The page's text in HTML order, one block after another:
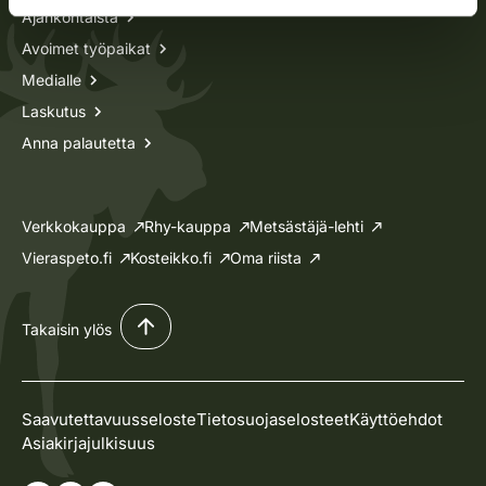
Ajankohtaista
Avoimet työpaikat
Medialle
Laskutus
Anna palautetta
Verkkokauppa Rhy-kauppa
Metsästäjä-lehti
Vieraspeto.fi
Kosteikko.fi Oma riista
Takaisin ylös
SaavutettavuusselosteTietosuojaselosteetKäyttöehdot
Asiakirjajulkisuus